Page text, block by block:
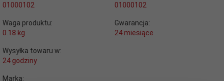
01000102
01000102
Waga produktu:
0.18 kg
Gwarancja:
24 miesiące
Wysyłka towaru w:
24 godziny
Marka: